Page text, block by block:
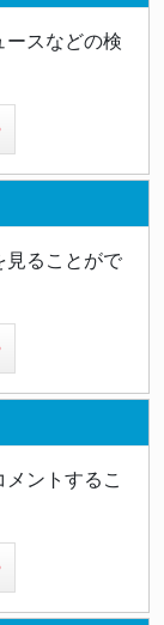
ースなどの検
見ることがで
ントするこ